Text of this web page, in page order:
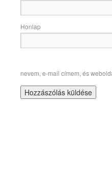
Honlap
nevem, e-mail címem, és